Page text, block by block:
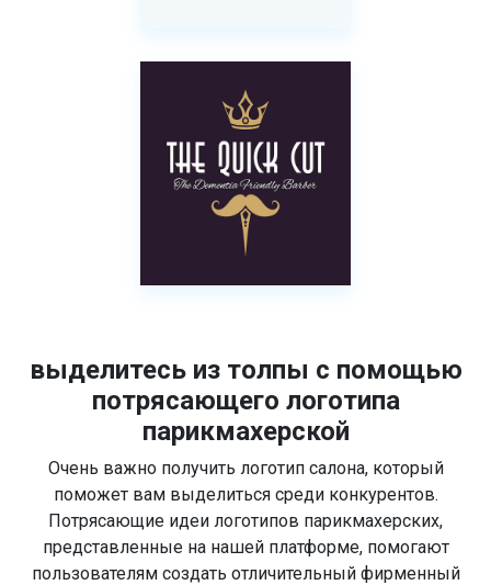
выделитесь из толпы с помощью
потрясающего логотипа
парикмахерской
Очень важно получить логотип салона, который
поможет вам выделиться среди конкурентов.
Потрясающие идеи логотипов парикмахерских,
представленные на нашей платформе, помогают
пользователям создать отличительный фирменный